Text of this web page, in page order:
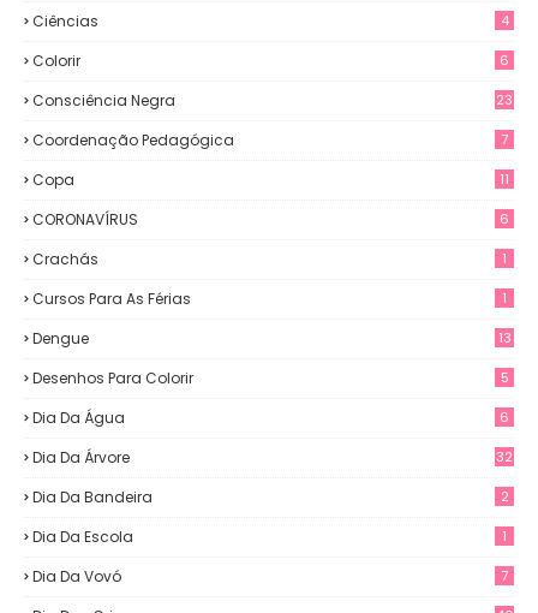
Ciências 4
Colorir 6
Consciência Negra 23
Coordenação Pedagógica 7
Copa 11
CORONAVÍRUS 6
Crachás 1
Cursos Para As Férias 1
Dengue 13
Desenhos Para Colorir 5
Dia Da Água 6
Dia Da Árvore 32
Dia Da Bandeira 2
Dia Da Escola 1
Dia Da Vovó 7